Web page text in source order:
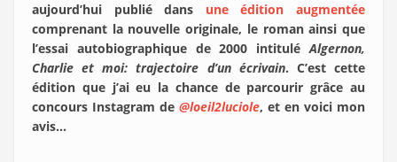
aujourd’hui publié dans une édition augmentée
comprenant la nouvelle originale, le roman ainsi que
l’essai autobiographique de 2000 intituléAlgernon,
Charlie et moi: trajectoire d’un écrivain. C’est cette
édition que j’ai eu la chance de parcourir grâce au
concours Instagram de @loeil2luciole, et en voici mon
avis…